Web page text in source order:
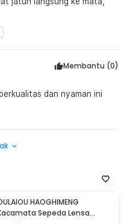
Membantu (0)
Harga yang murah untuk kacamata berkualitas dan nyaman ini
HAOGHIMENG
Sepeda Lensa